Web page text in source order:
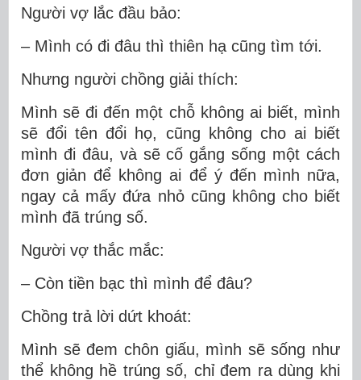
Người vợ lắc đầu bảo:
– Mình có đi đâu thì thiên hạ cũng tìm tới.
Nhưng người chồng giải thích:
Mình sẽ đi đến một chỗ không ai biết, mình
sẽ đổi tên đổi họ, cũng không cho ai biết
mình đi đâu, và sẽ cố gắng sống một cách
đơn giản để không ai để ý đến mình nữa,
ngay cả mấy đứa nhỏ cũng không cho biết
mình đã trúng số.
Người vợ thắc mắc:
– Còn tiền bạc thì mình để đâu?
Chồng trả lời dứt khoát:
Mình sẽ đem chôn giấu, mình sẽ sống như
thể không hề trúng số, chỉ đem ra dùng khi